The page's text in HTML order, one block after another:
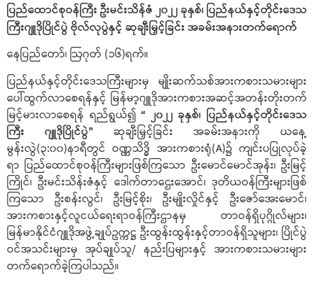
ပြည်ထောင်စုဝန်ကြီး ဦးမင်းသိန်ဇံ ၂၀၂၂ ခုနှစ်၊ ပြည်နယ်နှင့်တိုင်းဒေသ
ကြီးဂျူဒိုပြိုင်ပွဲ ဗိုလ်လုပွဲနှင့် ဆုချီးမြှင့်ခြင်း အခမ်းအနားတက်ရောက်
နေပြည်တော်၊ ဩဂုတ် (၁၆)ရက်။
ပြည်နယ်နှင့်တိုင်းဒေသကြီးများမှ မျိုးဆက်သစ်အားကစားသမားများ
ပေါ်ထွက်လာစေရန်နှင့် မြန်မာ့ဂျူဒိုအားကစားအဆင့်အတန်းတိုးတက်
မြင့်မားလာစေရန် ရည်ရွယ်၍“ ၂၀၂၂ ခုနှစ်၊ ပြည်နယ်နှင့်တိုင်းဒေသ
ကြီး ဂျူဒိုပြိုင်ပွဲ” ဆုချီးမြှင့်ခြင်း အခမ်းအနားကို ယနေ့
မွန်းလွဲ(၃:၀၀)နာရီတွင် ဝဏ္ဏသိဒ္ဓိ အားကစားရုံ(A)၌ ကျင်းပပြုလုပ်ခဲ့
ရာ ပြည်ထောင်စုဝန်ကြီးများဖြစ်ကြသော ဦးမောင်မောင်အုန်း၊ ဦးမြင့်
ကြိုင်၊ ဦးမင်းသိန်းဇံနှင့် ဒေါက်တာဌေးအောင်၊ ဒုတိယဝန်ကြီးများဖြစ်
ကြသော ဦးစန်းလွင်၊ ဦးမြင့်စိုး၊ ဦးမျိုးလှိုင်နှင့် ဦးဇော်အေးမောင်၊
အားကစားနှင့်လူငယ်ရေးရာဝန်ကြီးဌာနမှ တာဝန်ရှိပုဂ္ဂိုလ်များ၊
မြန်မာနိုင်ငံဂျူဒိုအဖွဲ့ချုပ်ဥက္ကဋ္ဌ ဦးထွန်းထွန်းနှင့်တာဝန်ရှိသူများ၊ ပြိုင်ပွဲ
ဝင်အသင်းများမှ အုပ်ချုပ်သူ/ နည်းပြများနှင့် အားကစားသမားများ
တက်ရောက်ခဲ့ကြပါသည်။